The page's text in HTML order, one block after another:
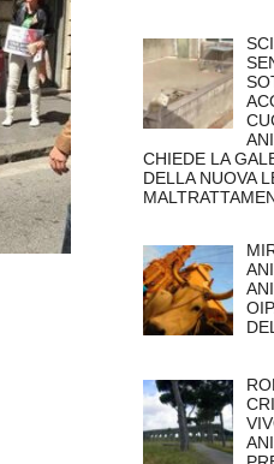
CHIEDE LA
DELLA NUOVA